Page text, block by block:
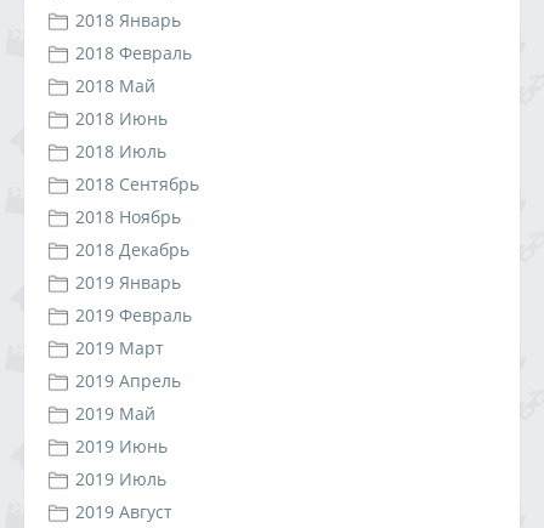
2018 Январь
2018 Февраль
2018 Май
2018 Июнь
2018 Июль
2018 Сентябрь
2018 Ноябрь
2018 Декабрь
2019 Январь
2019 Февраль
2019 Март
2019 Апрель
2019 Май
2019 Июнь
2019 Июль
2019 Август